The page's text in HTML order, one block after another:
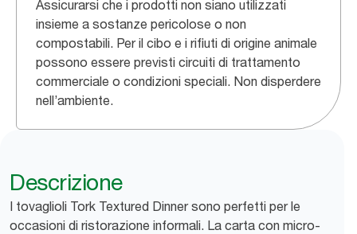
Assicurarsi che i prodotti non siano utilizzati
insieme a sostanze pericolose o non
compostabili. Per il cibo e i rifiuti di origine animale
possono essere previsti ​circuiti di trattamento
commerciale o condizioni speciali. Non disperdere
nell’ambiente.
Descrizione
I tovaglioli Tork Textured Dinner sono perfetti per le
occasioni di ristorazione informali. La carta con micro-